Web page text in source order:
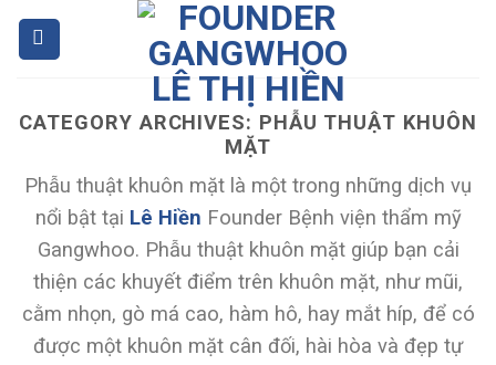
Skip
CATEGORY ARCHIVES: PHẪU THUẬT KHUÔN
MẶT
Phẫu thuật khuôn mặt là một trong những dịch vụ
nổi bật tại Lê Hiền Founder Bệnh viện thẩm mỹ
Gangwhoo. Phẫu thuật khuôn mặt giúp bạn cải
thiện các khuyết điểm trên khuôn mặt, như mũi,
cằm nhọn, gò má cao, hàm hô, hay mắt híp, để có
được một khuôn mặt cân đối, hài hòa và đẹp tự